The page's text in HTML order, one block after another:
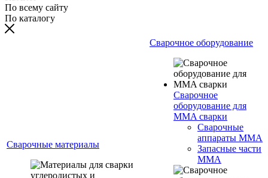
По всему сайту
По каталогу
Сварочные материалы
Сварочное оборудование
Сварочное
оборудование для
MMA сварки
Сварочные
аппараты MMA
Запасные части
MMA